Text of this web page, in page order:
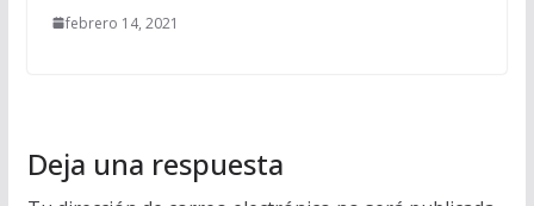
febrero 14, 2021
Deja una respuesta